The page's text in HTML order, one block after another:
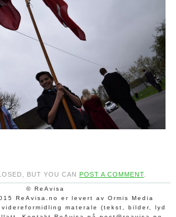
BUT YOU CAN POST A COMMENT.
© ReAvisa
ReAvisa.no er levert av Ormis Media
materale (tekst, bilder, lyd